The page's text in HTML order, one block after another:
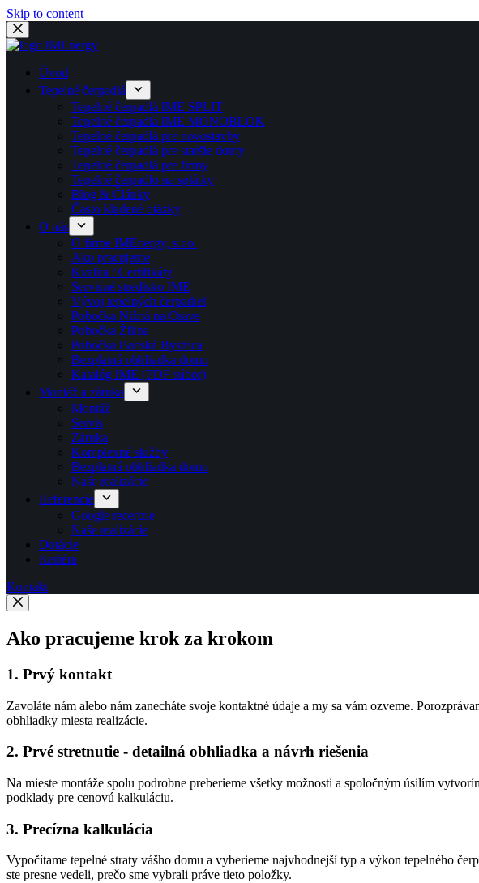
Skip to content
Úvod
Tepelné čerpadlá
Tepelné čerpadlá IME SPLIT
Tepelné čerpadlá IME MONOBLOK
Tepelné čerpadlá pre novostavby
Tepelné čerpadlá pre staršie domy
Tepelné čerpadlá pre firmy
Tepelné čerpadlo na splátky
Blog & Články
Často kladené otázky
O nás
O firme IMEnergy, s.r.o.
Ako pracujeme
Kvalita / Certifikáty
Servisné stredisko IME
Vývoj tepelných čerpadiel
Pobočka Nižná na Orave
Pobočka Žilina
Pobočka Banská Bystrica
Bezplatná obhliadka domu
Katalóg IME (PDF súbor)
Montáž a záruka
Montáž
Servis
Záruka
Komplexné služby
Bezplatná obhliadka domu
Naše realizácie
Referencie
Google recenzie
Naše realizácie
Dotácie
Kariéra
Kontakt
Ako pracujeme krok za krokom
1. Prvý kontakt
Zavoláte nám alebo nám zanecháte svoje kontaktné údaje a my sa vám ozveme.
obhliadky miesta realizácie.
2. Prvé stretnutie - detailná obhliadka a návrh riešenia
Na mieste montáže spolu podrobne preberieme všetky možnosti a spoločným úsilím
podklady pre cenovú kalkuláciu.
3. Precízna kalkulácia
Vypočítame tepelné straty vášho domu a vyberieme najvhodnejší typ a výkon tepelného
ste presne vedeli, prečo sme vybrali práve tieto položky.